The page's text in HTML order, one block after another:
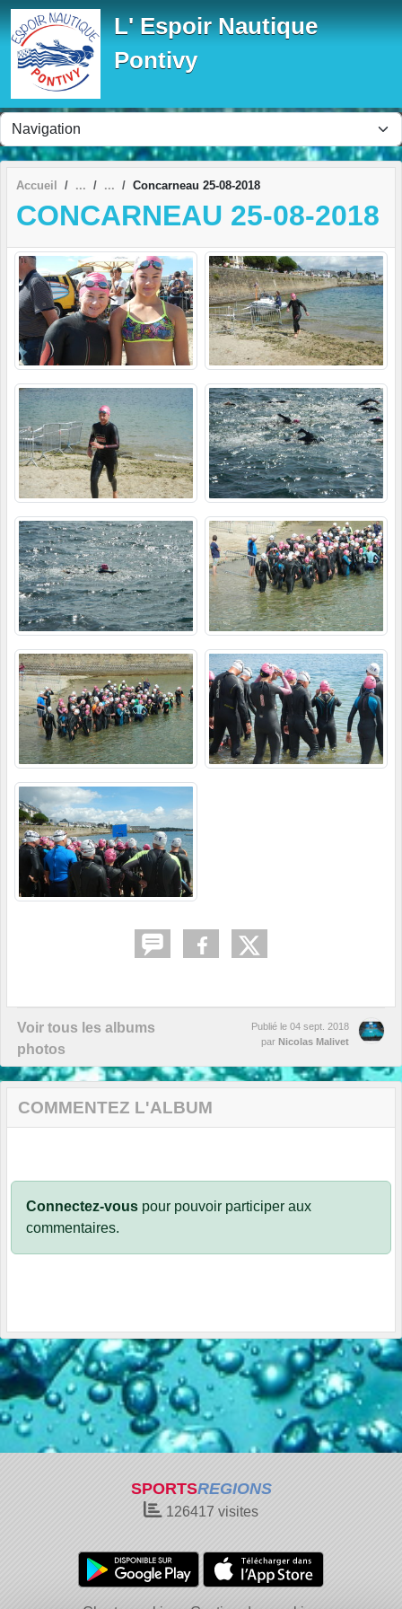
L' Espoir Nautique
Pontivy
Accueil Concarneau 25-08-2018
CONCARNEAU 25-08-2018
Voir tous les albums
photos
Publié le 04 sept. 2018
par Nicolas Malivet
COMMENTEZ L'ALBUM
Connectez-vous pour pouvoir participer aux
commentaires.
SPORTSREGIONS
126417 visites
Panneau de gestion des cookies